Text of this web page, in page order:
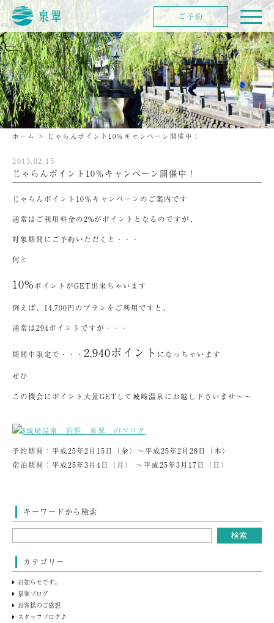
ホーム > じゃらんポイント10％キャンペーン開催中！
2013.02.15
じゃらんポイント10％キャンペーン開催中！
じゃらんポイント10％キャンペーンのご案内です
通常はご利用料金の2%がポイントとなるのですが、
対象期間にご予約いただくと・・・
何と
10%ポイントがGET出来ちゃいます
例えば、14,700円のプランをご利用ですと、
通常は294ポイントですが・・・
期間中限定で・・・ 2,940ポイント になっちゃいます
ぜひ
この機会にポイント大量GETして城崎温泉にお越し下さいませ～～
予約期間：平成25年2月15日（金）～平成25年2月28日（木）
宿泊期間：平成25年3月4日（月） ～平成25年3月17日（日）
キーワードから検索
カテゴリー
お知らせです。
泉翠ブログ
お客様のご感想
スタッフブログ♪
ご予約